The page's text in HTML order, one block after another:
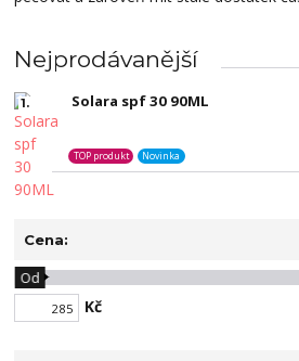
Nejprodávanější
1. Solara spf 30 90ML
TOP produkt Novinka
Cena:
Kč
Od